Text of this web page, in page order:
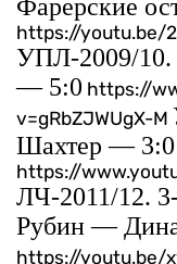
Фарерские
https://youtu.be/
УПЛ-2009/
— 5:0 https://
v=gRbZJWUgX-M
Шахтер — 3:0
https://
ЛЧ-2011/12.
Рубин —
https://youtu.be/